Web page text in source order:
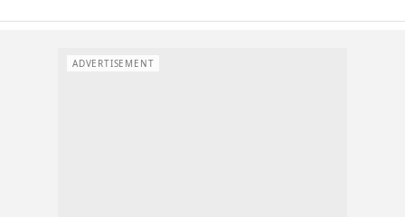
ADVERTISEMENT